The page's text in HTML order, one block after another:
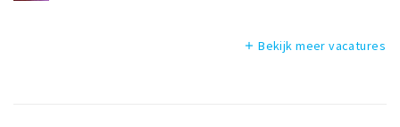
add Bekijk meer vacatures